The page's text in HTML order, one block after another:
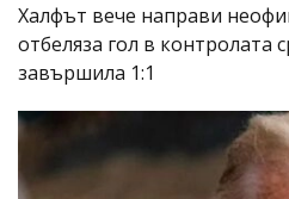
Халфът вече направи
отбеляза гол в контролата
завършила 1:1